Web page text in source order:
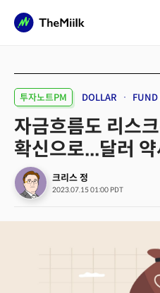
투자노트PM DOLLAR FUND
자금흐름도 리스
확신으로...달러
크리스 정
2023.07.15 01:00 PDT